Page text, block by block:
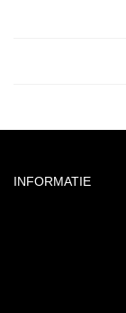
INFORMATIE